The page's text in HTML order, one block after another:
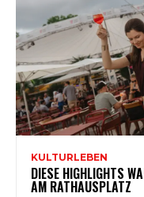
KULTURLEBEN
DIESE HIGHLIGHTS
AM RATHAUSPLATZ